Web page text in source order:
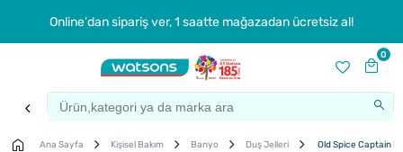
Online'dan sipariş ver, 1 saatte mağazadan ücretsiz al!
0
Ana Sayfa Kişisel Bakım Banyo Duş Jelleri Old Spice Captain